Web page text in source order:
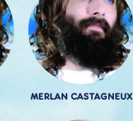
MERLAN CASTAGNEUX